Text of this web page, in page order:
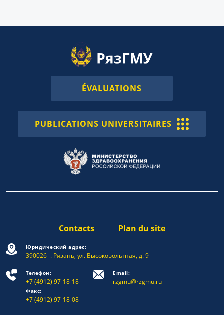
ÉVALUATIONS
PUBLICATIONS UNIVERSITAIRES
Contacts Plan du site
Юридический адрес:
390026 г. Рязань, ул. Высоковольтная, д. 9
Телефон:
+7 (4912) 97-18-18
Факс:
+7 (4912) 97-18-08
Email:
rzgmu@rzgmu.ru